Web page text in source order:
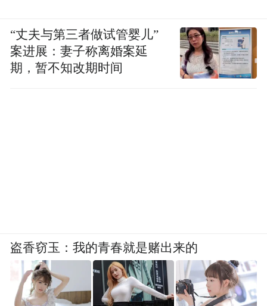
“丈夫与第三者做试管婴儿”
案进展：妻子称离婚案延
期，暂不知改期时间
盗香窃玉：我的青春就是赌出来的